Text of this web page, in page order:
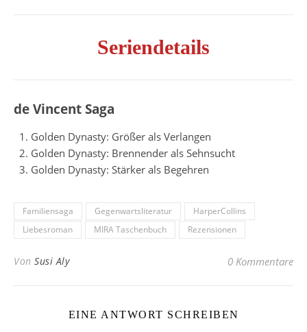
Seriendetails
de Vincent Saga
Golden Dynasty: Größer als Verlangen
Golden Dynasty: Brennender als Sehnsucht
Golden Dynasty: Stärker als Begehren
Familiensaga Gegenwartsliteratur
HarperCollins
Liebesroman
MIRA Taschenbuch Rezensionen
Von Susi Aly 0 Kommentare
EINE ANTWORT SCHREIBEN